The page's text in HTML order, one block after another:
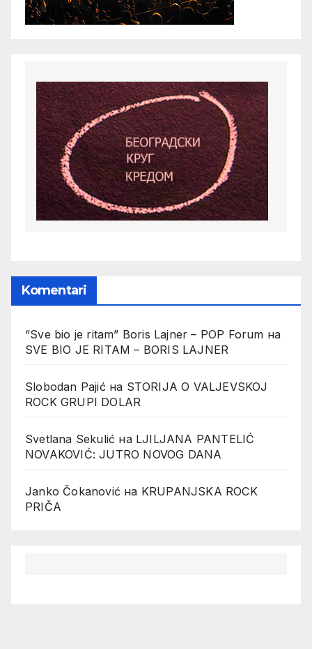
Komentari
“Sve bio je ritam” Boris Lajner – POP Forum на
SVE BIO JE RITAM – BORIS LAJNER
Slobodan Pajićна STORIJA O VALJEVSKOJ
ROCK GRUPI DOLAR
Svetlana Sekulić на LJILJANA PANTELIĆ
NOVAKOVIĆ: JUTRO NOVOG DANA
Janko Čokanović на KRUPANJSKA ROCK
PRIČA